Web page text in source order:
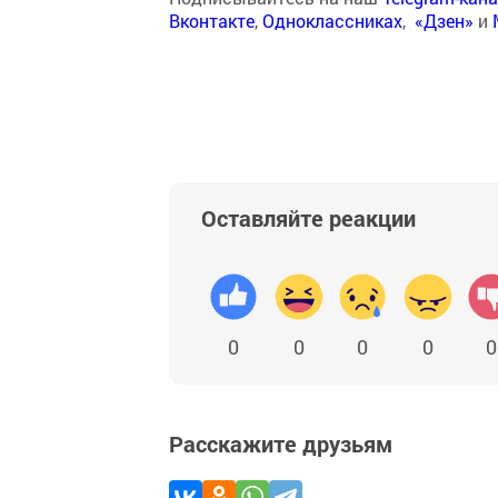
Вконтакте,Одноклассниках, «Дзен» и
Оставляйте реакции
0 0 0 0 0
Расскажите друзьям